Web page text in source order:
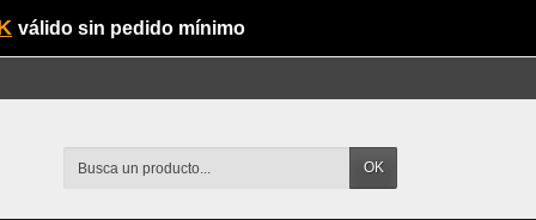
válido sin pedido mínimo
OK